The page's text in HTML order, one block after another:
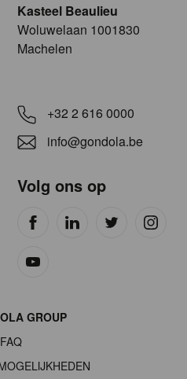
Kasteel Beaulieu
​​​Woluwelaan 1001830
Machelen
+32 2 616 0000
info@gondola.be
Volg ons op
GROUP
FAQ